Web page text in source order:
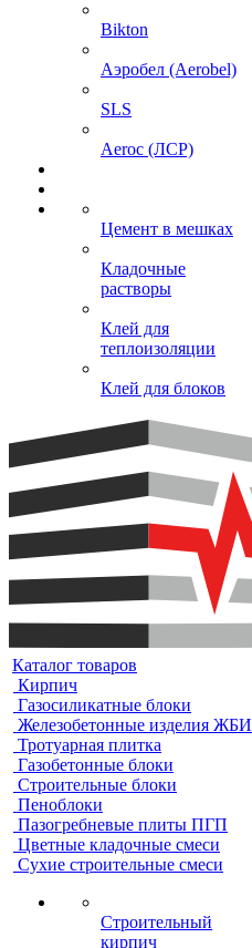
Bikton
Аэробел (Aerobel)
SLS
Aeroc (ЛСР)
Цемент в мешках
Кладочные
растворы
Клей для
теплоизоляции
Клей для блоков
Каталог товаров
Кирпич
Газосиликатные блоки
Железобетонные изделия ЖБИ
Тротуарная плитка
Газобетонные блоки
Строительные блоки
Пеноблоки
Пазогребневые плиты ПГП
Цветные кладочные смеси
Сухие строительные смеси
Строительный
кирпич